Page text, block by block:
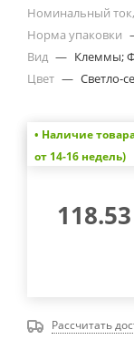
Номинальный
Норма упаковки
Вид — Клеммы;
Цвет — Светло-
• Наличие
от 14-16 недель)
118.53
Рассчитать